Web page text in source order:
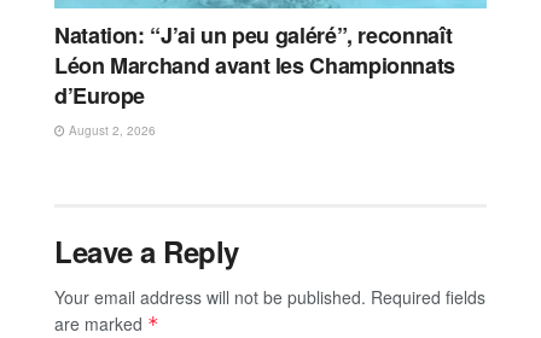
Natation: “J’ai un peu galéré”, reconnaît
Léon Marchand avant les Championnats
d’Europe
August 2, 2026
Leave a Reply
Your email address will not be published. Required fields
are marked *